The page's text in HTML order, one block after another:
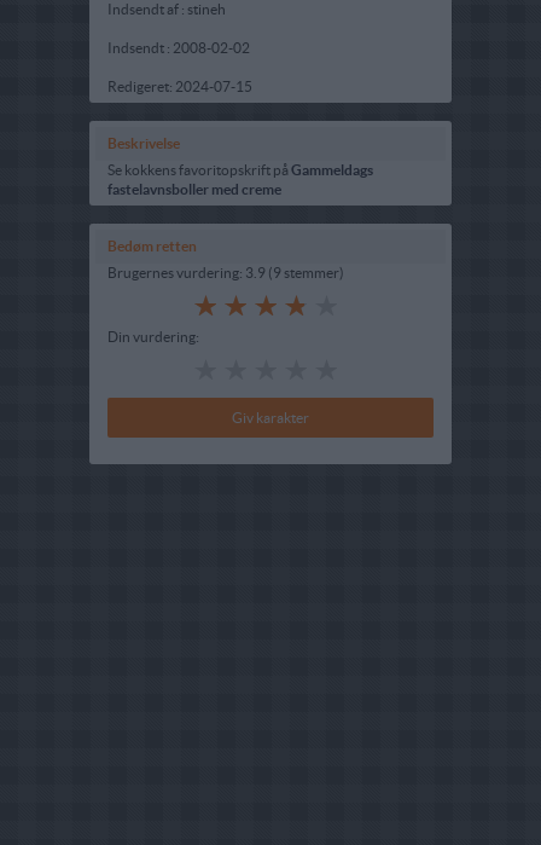
Indsendt af : stineh
Indsendt : 2008-02-02
Redigeret: 2024-07-15
Beskrivelse
Se kokkens favoritopskrift på Gammeldags
fastelavnsboller med creme
Bedøm retten
Brugernes vurdering: 3.9 (9 stemmer)
Din vurdering: